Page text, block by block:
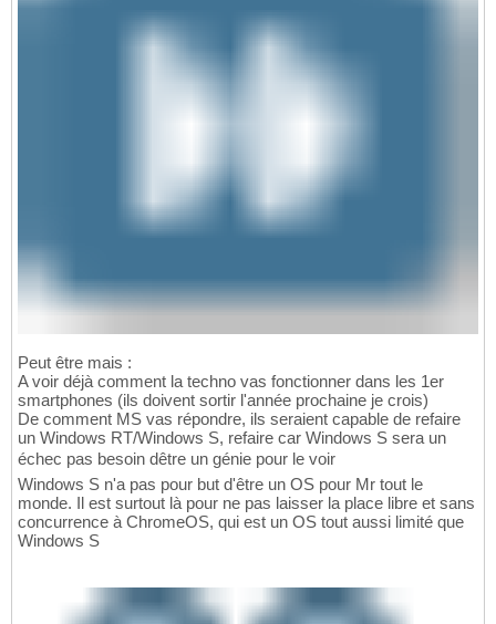
Peut être mais :
A voir déjà comment la techno vas fonctionner dans les 1er
smartphones (ils doivent sortir l'année prochaine je crois)
De comment MS vas répondre, ils seraient capable de refaire
un Windows RT/Windows S, refaire car Windows S sera un
échec pas besoin dêtre un génie pour le voir
Windows S n'a pas pour but d'être un OS pour Mr tout le
monde. Il est surtout là pour ne pas laisser la place libre et sans
concurrence à ChromeOS, qui est un OS tout aussi limité que
Windows S